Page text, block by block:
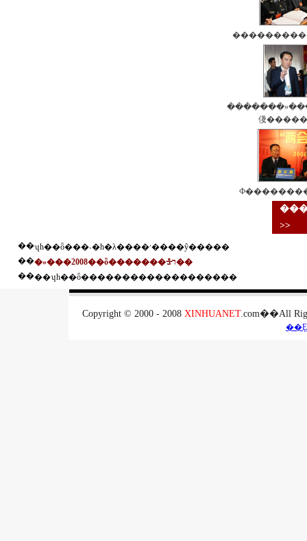
俴
>>
��
ʮһ��ȫ���˴�һ�λ����׳����ŷ�����
��
�»���2008��ȫ�������ᡱר��
����ʮһ��ȫ�������������������
Copyright © 2000 - 2008 XINHUANET.com��All